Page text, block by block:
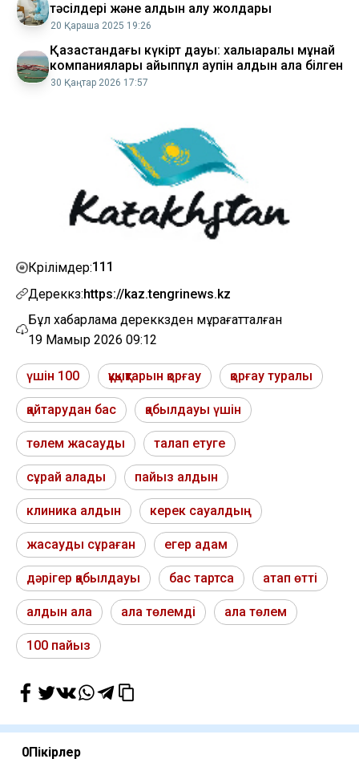
тәсілдері және алдын алу жолдары
20 Қараша 2025 19:26
​Қазақстандағы күкірт дауы: халықаралық мұнай
компаниялары айыппұл қаупін алдын ала білген
30 Қаңтар 2026 17:57
Көрілімдер:111
Дереккөз:https://kaz.tengrinews.kz
Бұл хабарлама дереккөзден мұрағатталған
19 Мамыр 2026 09:12
үшін 100 құқықтарын қорғау қорғау туралы
қайтарудан бас қабылдауы үшін
төлем жасауды талап етуге
сұрай алады пайыз алдын
клиника алдын керек сауалдың
жасауды сұраған егер адам
дәрігер қабылдауы бас тартса атап өтті
алдын ала ала төлемді ала төлем
100 пайыз
0Пікірлер